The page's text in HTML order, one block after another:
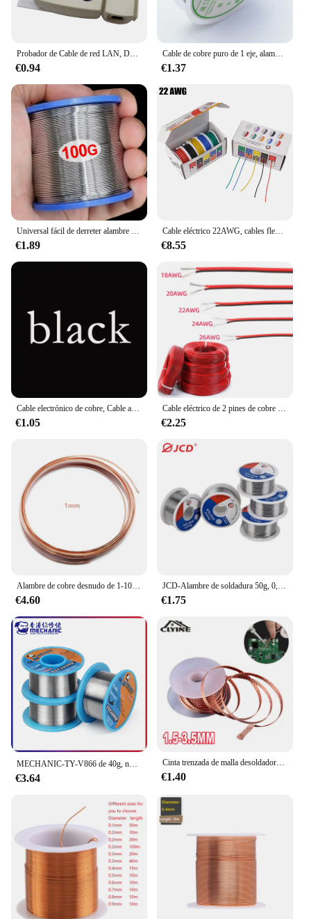
€0.94
Cable de cobre puro de 1 eje, alambre de cobre de conexión manual DIY, diámetro de 0,2, 0,3, 0,4, 0,5, 0,6, 0,7, 0,8, 1,0mm
€1.37
€1.89
Cable eléctrico 22AWG, cables flexibles de silicona, calibre 22, alambre de cobre estañado trenzado, 5 colores, 16,4 pies/5m cada uno o 32,8 pies/10m cada uno
€8.55
€1.05 €2.25
€4.60 €1.75
MECHANIC-TY-V866 de 40g, núcleo de colofonia suave 183 ℃, punto de fusión 0,2-0,8mm, alambre de soldadura ambiental de alta pureza, Cable de hierro fundente
€3.64
Cinta trenzada de malla desoldadora, punto de soldadura de cobre, removedor de alambre, mecha de soldadura, cable de plomo de estaño, fundente para soldar, 1,5-3,5mm
€1.40